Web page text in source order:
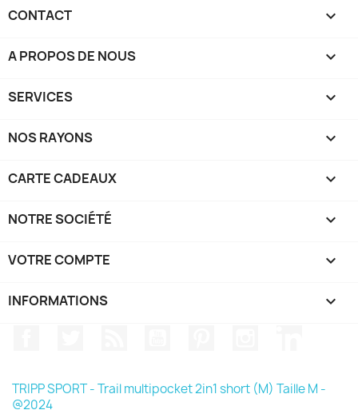
CONTACT 
A PROPOS DE NOUS 
SERVICES 
NOS RAYONS 
CARTE CADEAUX 
NOTRE SOCIÉTÉ 
VOTRE COMPTE 
INFORMATIONS keyboard_arrow_down
TRIPP SPORT - Trail multipocket 2in1 short (M) Taille M -
@2024